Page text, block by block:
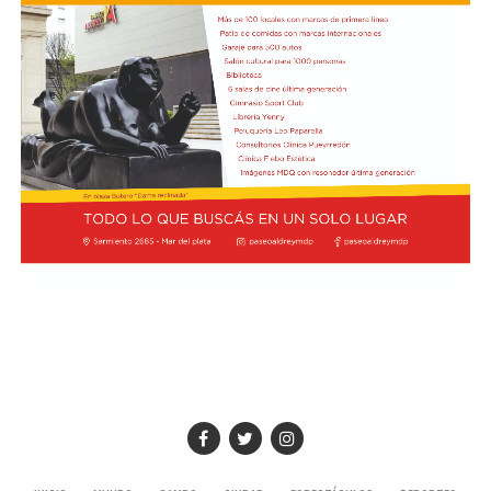
como en torno a la próxima visita del Sumo Pontífice.
Por último, el secretario de Hacienda de CAME, Blas
Taladrid, subrayó la importancia de la realización de la
Semana Social, que anualmente convoca la Comisión
Episcopal de la Pastoral Social, e indicó que miembros
de la entidad pyme de todo el país participarán de la
actividad.
Diab, Braida y Taladrid en la visita a la sede de la